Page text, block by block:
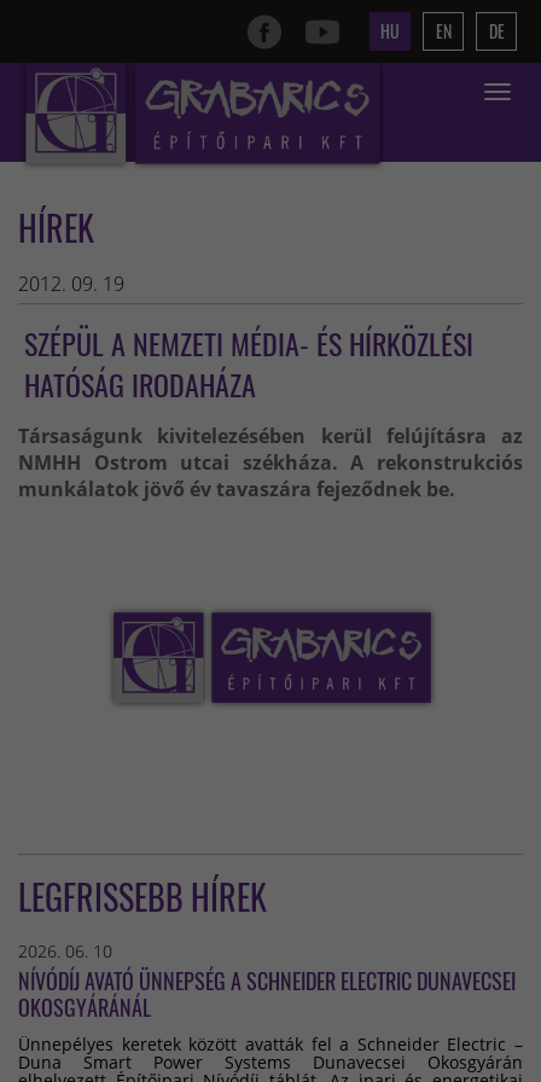
HU EN DE
Toggle
HÍREK
2012. 09. 19
SZÉPÜL A NEMZETI MÉDIA- ÉS HÍRKÖZLÉSI
HATÓSÁG IRODAHÁZA
Társaságunk kivitelezésében kerül felújításra az
NMHH Ostrom utcai székháza. A rekonstrukciós
munkálatok jövő év tavaszára fejeződnek be.
LEGFRISSEBB HÍREK
2026. 06. 10
NÍVÓDÍJ AVATÓ ÜNNEPSÉG A SCHNEIDER ELECTRIC DUNAVECSEI
OKOSGYÁRÁNÁL
Ünnepélyes keretek között avatták fel a Schneider Electric –
Duna Smart Power Systems Dunavecsei Okosgyárán